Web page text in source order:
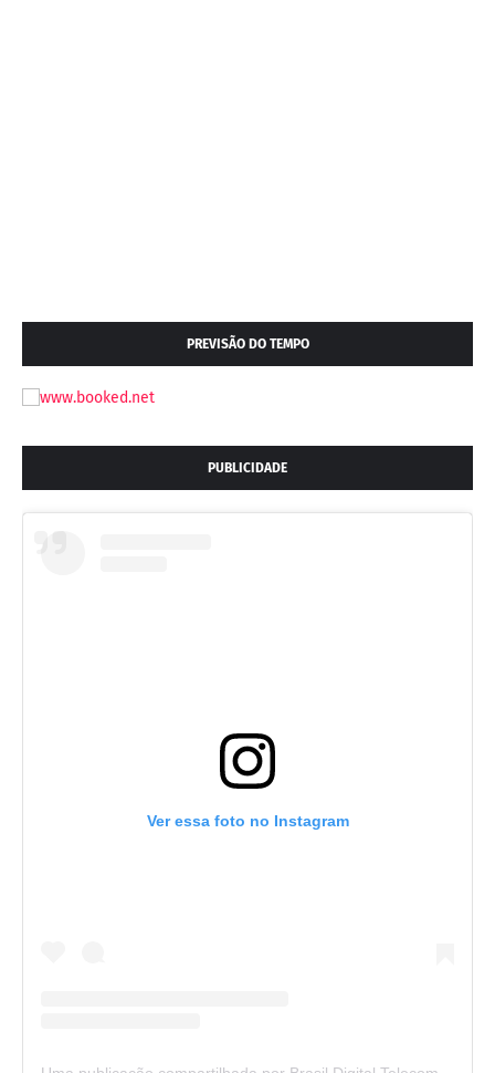
PREVISÃO DO TEMPO
PUBLICIDADE
Ver essa foto no Instagram